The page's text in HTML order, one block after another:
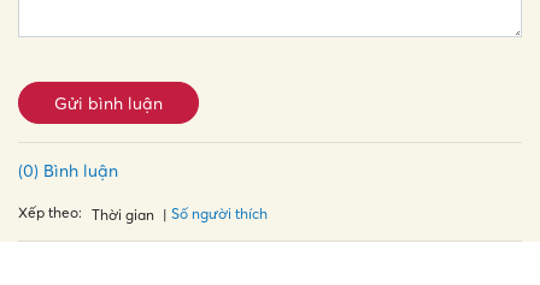
Gửi bình luận
(0) Bình luận
Xếp theo: Thời gian Số người thích